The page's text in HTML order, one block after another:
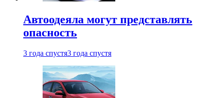
Автоодеяла могут представлять
опасность
3 года спустя3 года спустя